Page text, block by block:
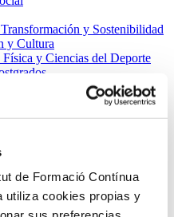
de Formació Contínua
utiliza cookies propias y
y Sostenibilidad
y Cultura
y Ciencias del Deporte
y Sostenibilidad
y Sostenibilidad